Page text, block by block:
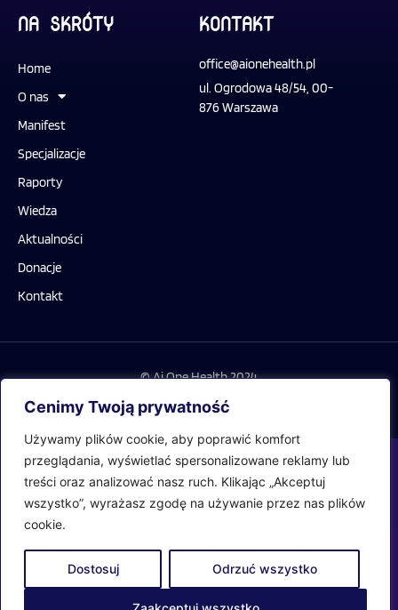
Cenimy Twoją prywatność
Używamy plików cookie, aby poprawić komfort
przeglądania, wyświetlać spersonalizowane reklamy lub
treści oraz analizować nasz ruch. Klikając „Akceptuj
wszystko”, wyrażasz zgodę na używanie przez nas plików
cookie.
Dostosuj Odrzuć wszystko
d
i
NA SKRÓTY
Home
O nas
Manifest
Specjalizacje
Raporty
Wiedza
Aktualności
Donacje
Kontakt
KONTAKT
office@aionehealth.pl
ul. Ogrodowa 48/54, 00-
876 Warszawa
© Ai One Health 2024
Realizacja: LiderOnline